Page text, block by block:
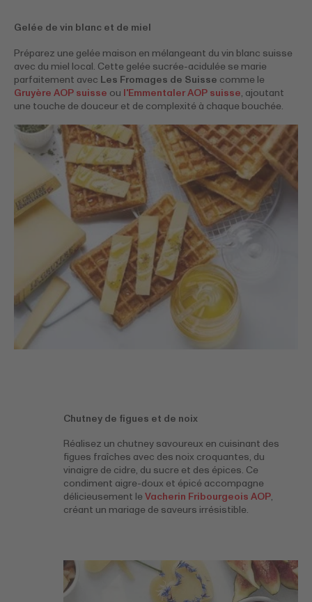
Gelée de vin blanc et de miel
Préparez une gelée maison en mélangeant du vin blanc suisse
avec du miel local. Cette gelée sucrée-acidulée se marie
parfaitement avec Les Fromages de Suisse comme le
Gruyère AOP suisse ou l'Emmentaler AOP suisse, ajoutant
une touche de douceur et de complexité à chaque bouchée.
Chutney de figues et de noix
Réalisez un chutney savoureux en cuisinant des
figues fraîches avec des noix croquantes, du
vinaigre de cidre, du sucre et des épices. Ce
condiment aigre-doux et épicé accompagne
délicieusement leVacherin Fribourgeois AOP,
créant un mariage de saveurs irrésistible.